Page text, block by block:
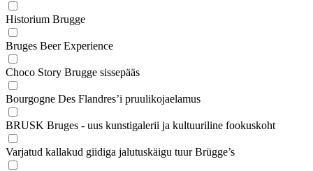
Historium Brugge
Bruges Beer Experience
Choco Story Brugge sissepääs
Bourgogne Des Flandres’i pruulikojaelamus
BRUSK Bruges - uus kunstigalerii ja kultuuriline fookuskoht
Varjatud kallakud giidiga jalutuskäigu tuur Brügge’s